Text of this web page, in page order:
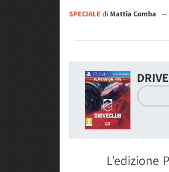
SPECIALEdi Mattia Comba —
L'edizione